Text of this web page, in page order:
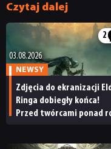
Czytaj dalej
2
03.08.2026
NEWSY
Zdjęcia do ekranizacji
Ringa dobiegły końca!
Przed twórcami ponad